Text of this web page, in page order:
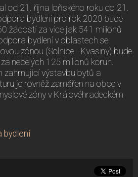
od 21. října loňského roku do 21.
bydlení pro rok 2020 bude
žádostí za více jak 541 milionů
bydlení v oblastech se
zónou (Solnice - Kvasiny) bude
necelých 125 milionů korun.
výstavbu bytů a
je rovněž zaměřen na obce v
zóny v Královéhradeckém
bydlení